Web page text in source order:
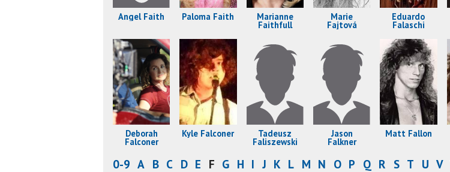
Angel Faith Paloma Faith Marianne
Faithfull
Marie
Fajtová
Eduardo
Falaschi
Deborah
Falconer
Kyle Falconer Tadeusz
Faliszewski
Jason
Falkner
Matt Fallon
0-9 A B C D E F G H I J K L M N O P Q R S T U V